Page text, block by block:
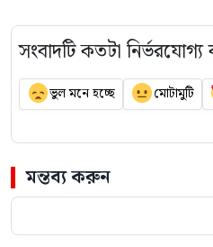
সংবাদটি কতটা
ভুল মনে হচ্ছে মোটামুটি
মন্তব্য করুন